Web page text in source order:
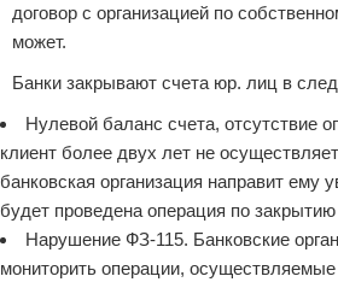
договор с организацией по
может.
Банки закрывают счета юр. лиц в
Нулевой баланс счета, отсутствие
клиент более двух лет не
банковская организация направит ему
будет проведена операция по закрытию
Нарушение ФЗ-115. Банковские
мониторить операции,